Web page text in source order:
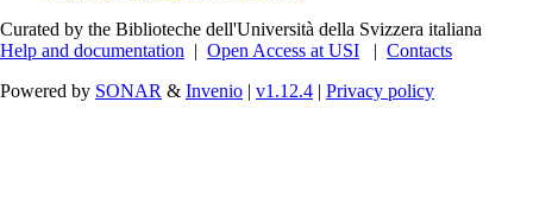
Curated by the Biblioteche dell'Università della Svizzera italiana
Help and documentation | Open Access at USI | Contacts
Powered by SONAR & Invenio | v1.12.4 | Privacy policy